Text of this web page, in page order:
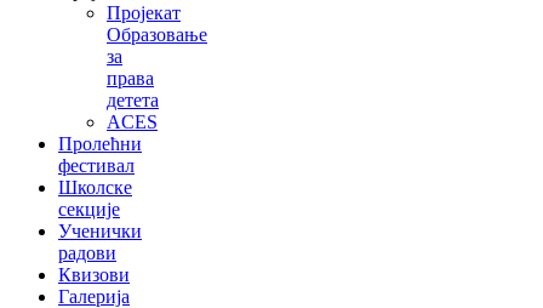
Пројекат
Образовање
за
права
детета
ACES
Пролећни
фестивал
Школске
секције
Ученички
радови
Квизови
Галерија